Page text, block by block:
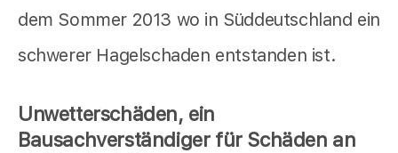
dem Sommer 2013 wo in Süddeutschland ein
schwerer Hagelschaden entstanden ist.
Unwetterschäden, ein
Bausachverständiger für Schäden an